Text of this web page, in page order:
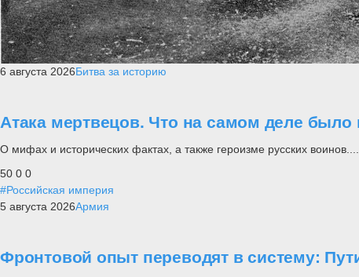
6 августа 2026Битва за историю
Атака мертвецов. Что на самом деле
О мифах и исторических фактах, а также героизме русских воинов....
50 0 0
#Российская империя
5 августа 2026Армия
Фронтовой опыт переводят в систему: